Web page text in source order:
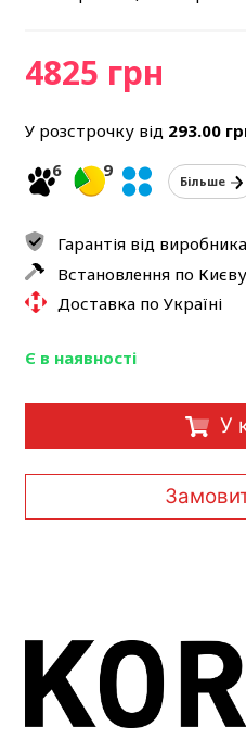
4825 грн
У розстрочку від 293.00
6
9
Більше
Гарантія від
Встановлення по
Доставка по Україні
Є в наявності
У